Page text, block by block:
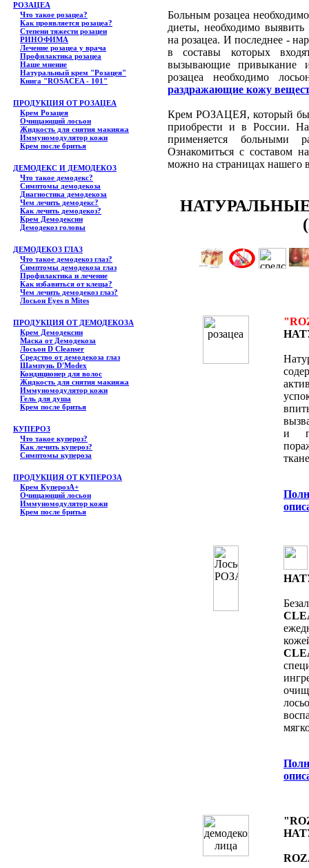
РОЗАЦЕА
Что такое розацеа?
Как проявляется розацеа?
Степени тяжести розацеи
РИНОФИМА
Лечение розацеа у врача
Профилактика розацеа
Наше мнение
Натуральный крем "Розацея"
Книга "ROSACEA - 101"
ПРОДУКЦИЯ ОТ РОЗАЦЕА
Крем Розацея
Очищающий лосьон
Жидкость для снятия макияжа
Иммуномодулятор кожи
Крем после бритья
ДЕМОДЕКС И ДЕМОДЕКОЗ
Что такое демодекс?
Симптомы демодекоза
Диагностика демодекоза
Чем лечить демодекс?
Как лечить демодекоз?
Крем Демодексин
Демодекоз головы
ДЕМОДЕКОЗ ГЛАЗ
Что такое демодекоз глаз?
Симптомы демодекоза глаз
Профилактика и лечение
Как избавиться от клеща?
Чем лечить демодекоз глаз?
Лосьон Eyes n Mites
ПРОДУКЦИЯ ОТ ДЕМОДЕКОЗА
Крем Демодексин
Маска от Демодекоза
Лосьон D Cleanser
Средство от демодекоза глаз
Шампунь D'Modex
Кондиционер для волос
Жидкость для снятия макияжа
Иммуномодулятор кожи
Гель для душа
Крем после бритья
КУПЕРОЗ
Что такое купероз?
Как лечить купероз?
Симптомы купероза
ПРОДУКЦИЯ ОТ КУПЕРОЗА
Крем КуперозА+
Очищающий лосьон
Иммуномодулятор кожи
Крем после бритья
Больным розацеа
диеты, необходимо выявить
на розацеа. И последнее -
в составы которых
вызывающие привыкание
розацеа необходимо
раздражающие кожу
Крем РОЗАЦЕЯ, который
приобрести и в России.
применяется больными
Ознакомиться с составом
можно на страницах нашего
и